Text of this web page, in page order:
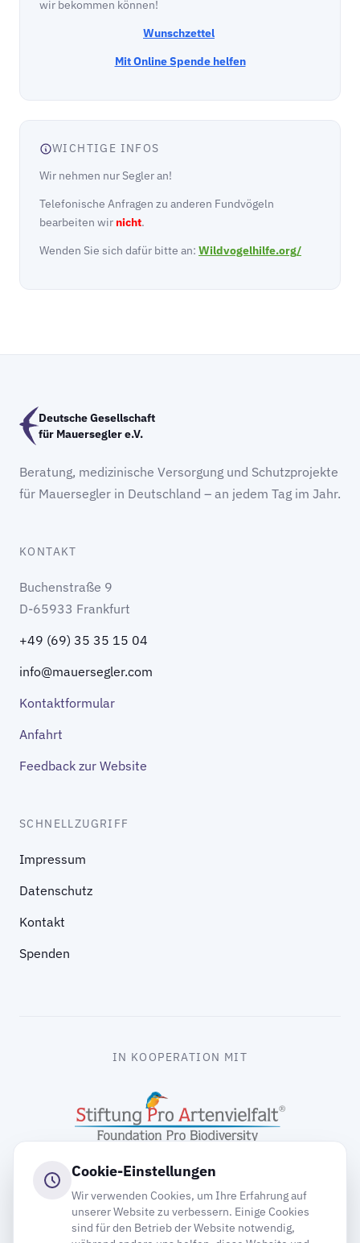
wir bekommen können!
Wunschzettel
Mit Online Spende helfen
WICHTIGE INFOS
Wir nehmen nur Segler an!
Telefonische Anfragen zu anderen Fundvögeln
bearbeiten wir nicht.
Wenden Sie sich dafür bitte an: Wildvogelhilfe.org/
Deutsche Gesellschaft
für Mauersegler e.V.
Beratung, medizinische Versorgung und Schutzprojekte
für Mauersegler in Deutschland – an jedem Tag im Jahr.
KONTAKT
Buchenstraße 9
D-65933 Frankfurt
+49 (69) 35 35 15 04
info@mauersegler.com
Kontaktformular
Anfahrt
Feedback zur Website
SCHNELLZUGRIFF
Impressum
Datenschutz
Kontakt
Spenden
IN KOOPERATION MIT
Cookie-Einstellungen
Wir verwenden Cookies, um Ihre Erfahrung auf
unserer Website zu verbessern. Einige Cookies
sind für den Betrieb der Website notwendig,